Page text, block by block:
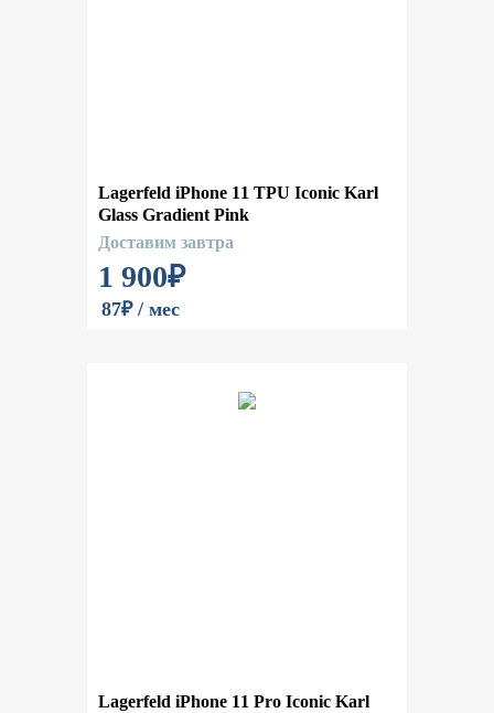
Lagerfeld iPhone 11 TPU Iconic Karl
Glass Gradient Pink
Доставим завтра
1 900₽
87₽ / мес
Lagerfeld iPhone 11 Pro Iconic Karl